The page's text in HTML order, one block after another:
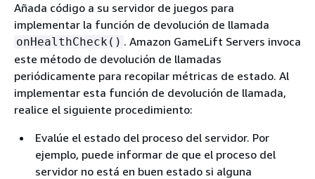
Añada código a su servidor de juegos para
implementar la función de devolución de llamada
onHealthCheck() . Amazon GameLift Servers invoca
este método de devolución de llamadas
periódicamente para recopilar métricas de estado. Al
implementar esta función de devolución de llamada,
realice el siguiente procedimiento:
Evalúe el estado del proceso del servidor. Por
ejemplo, puede informar de que el proceso del
servidor no está en buen estado si alguna